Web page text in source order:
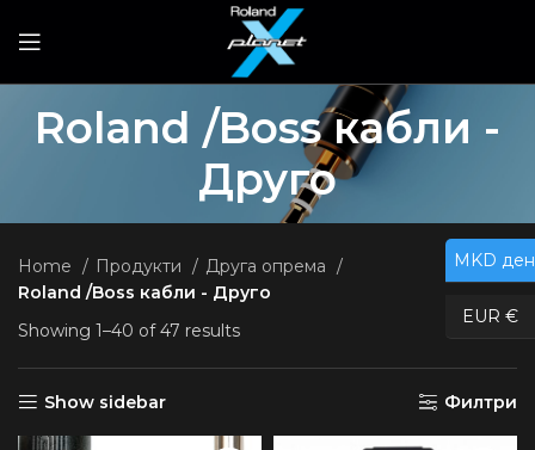
Roland /Boss кабли -
Друго
Home Продукти
Друга опрема
Roland /Boss кабли - Друго
Showing 1–40 of 47 results
Show sidebar Филтри
MKD ден
EUR €